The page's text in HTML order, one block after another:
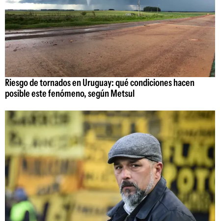
Riesgo de tornados en Uruguay: qué condiciones hacen
posible este fenómeno, según Metsul